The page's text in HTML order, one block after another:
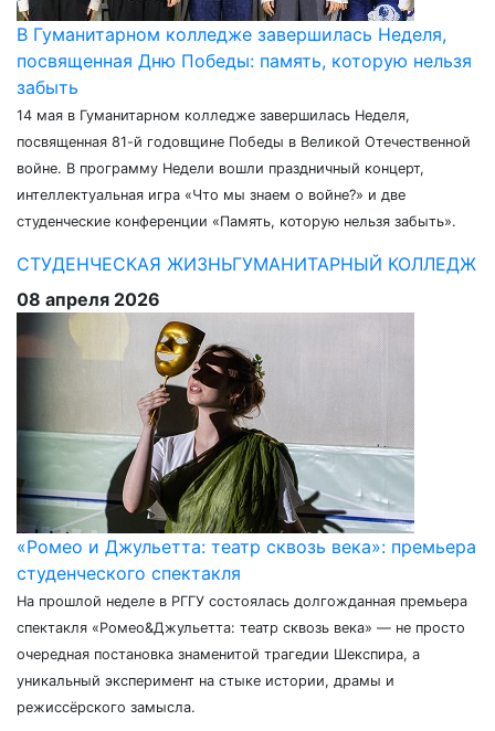
В Гуманитарном колледже завершилась Неделя,
посвященная Дню Победы: память, которую нельзя
забыть
14 мая в Гуманитарном колледже завершилась Неделя,
посвященная 81-й годовщине Победы в Великой Отечественной
войне. В программу Недели вошли праздничный концерт,
интеллектуальная игра «Что мы знаем о войне?» и две
студенческие конференции «Память, которую нельзя забыть».
СТУДЕНЧЕСКАЯ ЖИЗНЬГУМАНИТАРНЫЙ КОЛЛЕДЖ
08 апреля 2026
«Ромео и Джульетта: театр сквозь века»: премьера
студенческого спектакля
На прошлой неделе в РГГУ состоялась долгожданная премьера
спектакля «Ромео&Джульетта: театр сквозь века» — не просто
очередная постановка знаменитой трагедии Шекспира, а
уникальный эксперимент на стыке истории, драмы и
режиссёрского замысла.